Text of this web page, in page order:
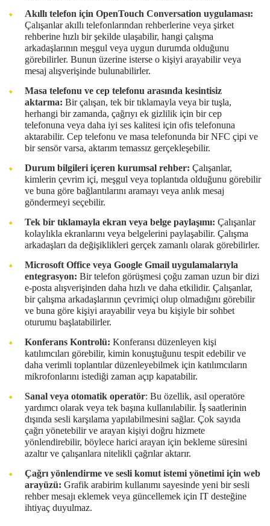
Akıllı telefon için OpenTouch Conversation uygulaması:
Çalışanlar akıllı telefonlarından rehberlerine veya şirket
rehberine hızlı bir şekilde ulaşabilir, hangi çalışma
arkadaşlarının meşgul veya uygun durumda olduğunu
görebilirler. Bunun üzerine isterse o kişiyi arayabilir veya
mesaj alışverişinde bulunabilirler.
Masa telefonu ve cep telefonu arasında kesintisiz
aktarma: Bir çalışan, tek bir tıklamayla veya bir tuşla,
herhangi bir zamanda, çağrıyı ek gizlilik için bir cep
telefonuna veya daha iyi ses kalitesi için ofis telefonuna
aktarabilir. Cep telefonu ve masa telefonunda bir NFC çipi ve
bir sensör varsa, aktarım temassız gerçekleşebilir.
Durum bilgileri içeren kurumsal rehber: Çalışanlar,
kimlerin çevrim içi, meşgul veya toplantıda olduğunu görebilir
ve buna göre bağlantılarını aramayı veya anlık mesaj
göndermeyi seçebilir.
Tek bir tıklamayla ekran veya belge paylaşımı: Çalışanlar
kolaylıkla ekranlarını veya belgelerini paylaşabilir. Çalışma
arkadaşları da değişiklikleri gerçek zamanlı olarak görebilirler.
Microsoft Office veya Google Gmail uygulamalarıyla
entegrasyon: Bir telefon görüşmesi çoğu zaman uzun bir dizi
e-posta alışverişinden daha hızlı ve daha etkilidir. Çalışanlar,
bir çalışma arkadaşlarının çevrimiçi olup olmadığını görebilir
ve buna göre kişiyi arayabilir veya bu kişiyle bir sohbet
oturumu başlatabilirler.
Konferans Kontrolü: Konferansı düzenleyen kişi
katılımcıları görebilir, kimin konuştuğunu tespit edebilir ve
daha verimli toplantılar düzenleyebilmek için katılımcıların
mikrofonlarını istediği zaman açıp kapatabilir.
Sanal veya otomatik operatör: Bu özellik, asıl operatöre
yardımcı olarak veya tek başına kullanılabilir. İş saatlerinin
dışında sesli karşılama yapılabilmesini sağlar. Çok sayıda
çağrı yönetebilir ve arayan kişiyi doğru hizmete
yönlendirebilir, böylece harici arayan için bekleme süresini
azaltır ve çalışanlara nitelikli çağrılar aktarır.
Çağrı yönlendirme ve sesli komut istemi yönetimi için web
arayüzü: Grafik arabirim kullanımı sayesinde yeni bir sesli
rehber mesajı eklemek veya güncellemek için IT desteğine
ihtiyaç duyulmaz.